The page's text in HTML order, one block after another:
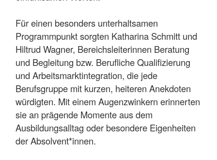
Für einen besonders unterhaltsamen
Programmpunkt sorgten Katharina Schmitt und
Hiltrud Wagner, Bereichsleiterinnen Beratung
und Begleitung bzw. Berufliche Qualifizierung
und Arbeitsmarktintegration, die jede
Berufsgruppe mit kurzen, heiteren Anekdoten
würdigten. Mit einem Augenzwinkern erinnerten
sie an prägende Momente aus dem
Ausbildungsalltag oder besondere Eigenheiten
der Absolvent*innen.